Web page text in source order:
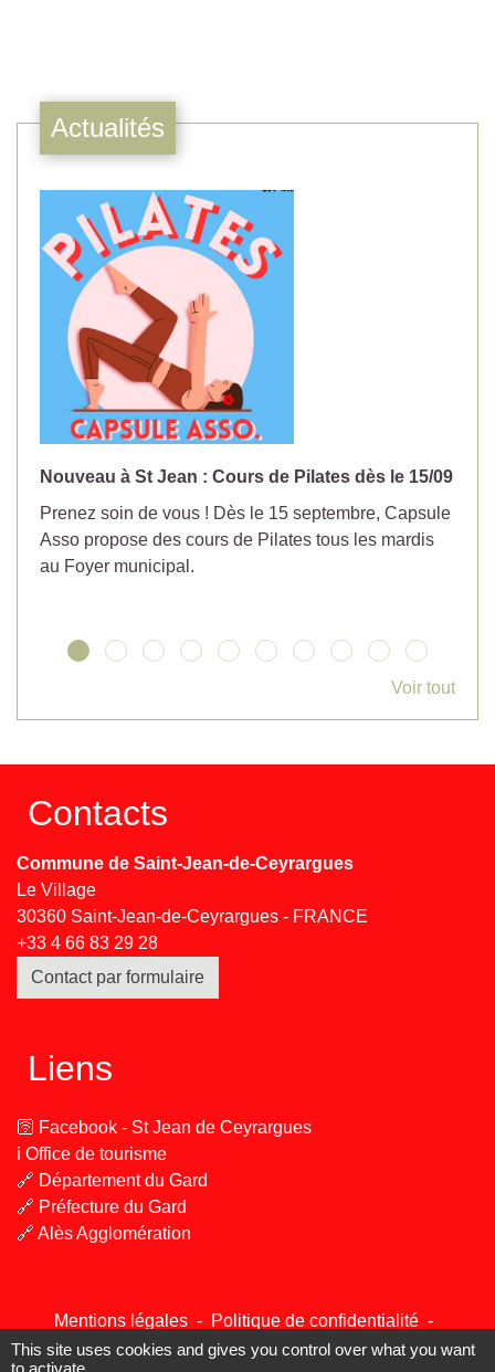
Actualités
Nouveau à St Jean : Cours de Pilates dès le 15/09
Prenez soin de vous ! Dès le 15 septembre, Capsule
Asso propose des cours de Pilates tous les mardis
au Foyer municipal.
Voir tout
Contacts
Commune de Saint-Jean-de-Ceyrargues
Le Village
30360 Saint-Jean-de-Ceyrargues - FRANCE
+33 4 66 83 29 28
Contact par formulaire
Liens
🛜 Facebook - St Jean de Ceyrargues
ℹ️ Office de tourisme
🔗 Département du Gard
🔗 Préfecture du Gard
🔗 Alès Agglomération
Mentions légales - Politique de confidentialité -
Accessibilité - Plan du site - Gestion des cookies
This site uses cookies and gives you control over what you want
to activate